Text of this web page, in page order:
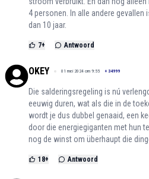
4 personen. In alle andere gevallen
dan 10 jaar.
7+ Antwoord
OKEY 01 mei 2024 om 9:55 + 34999
Die salderingsregeling is nú
eeuwig duren, wat als die in de
wordt je dus dubbel genaaid, een
door die energiegiganten met hun
nog de winst om überhaupt die
18+ Antwoord